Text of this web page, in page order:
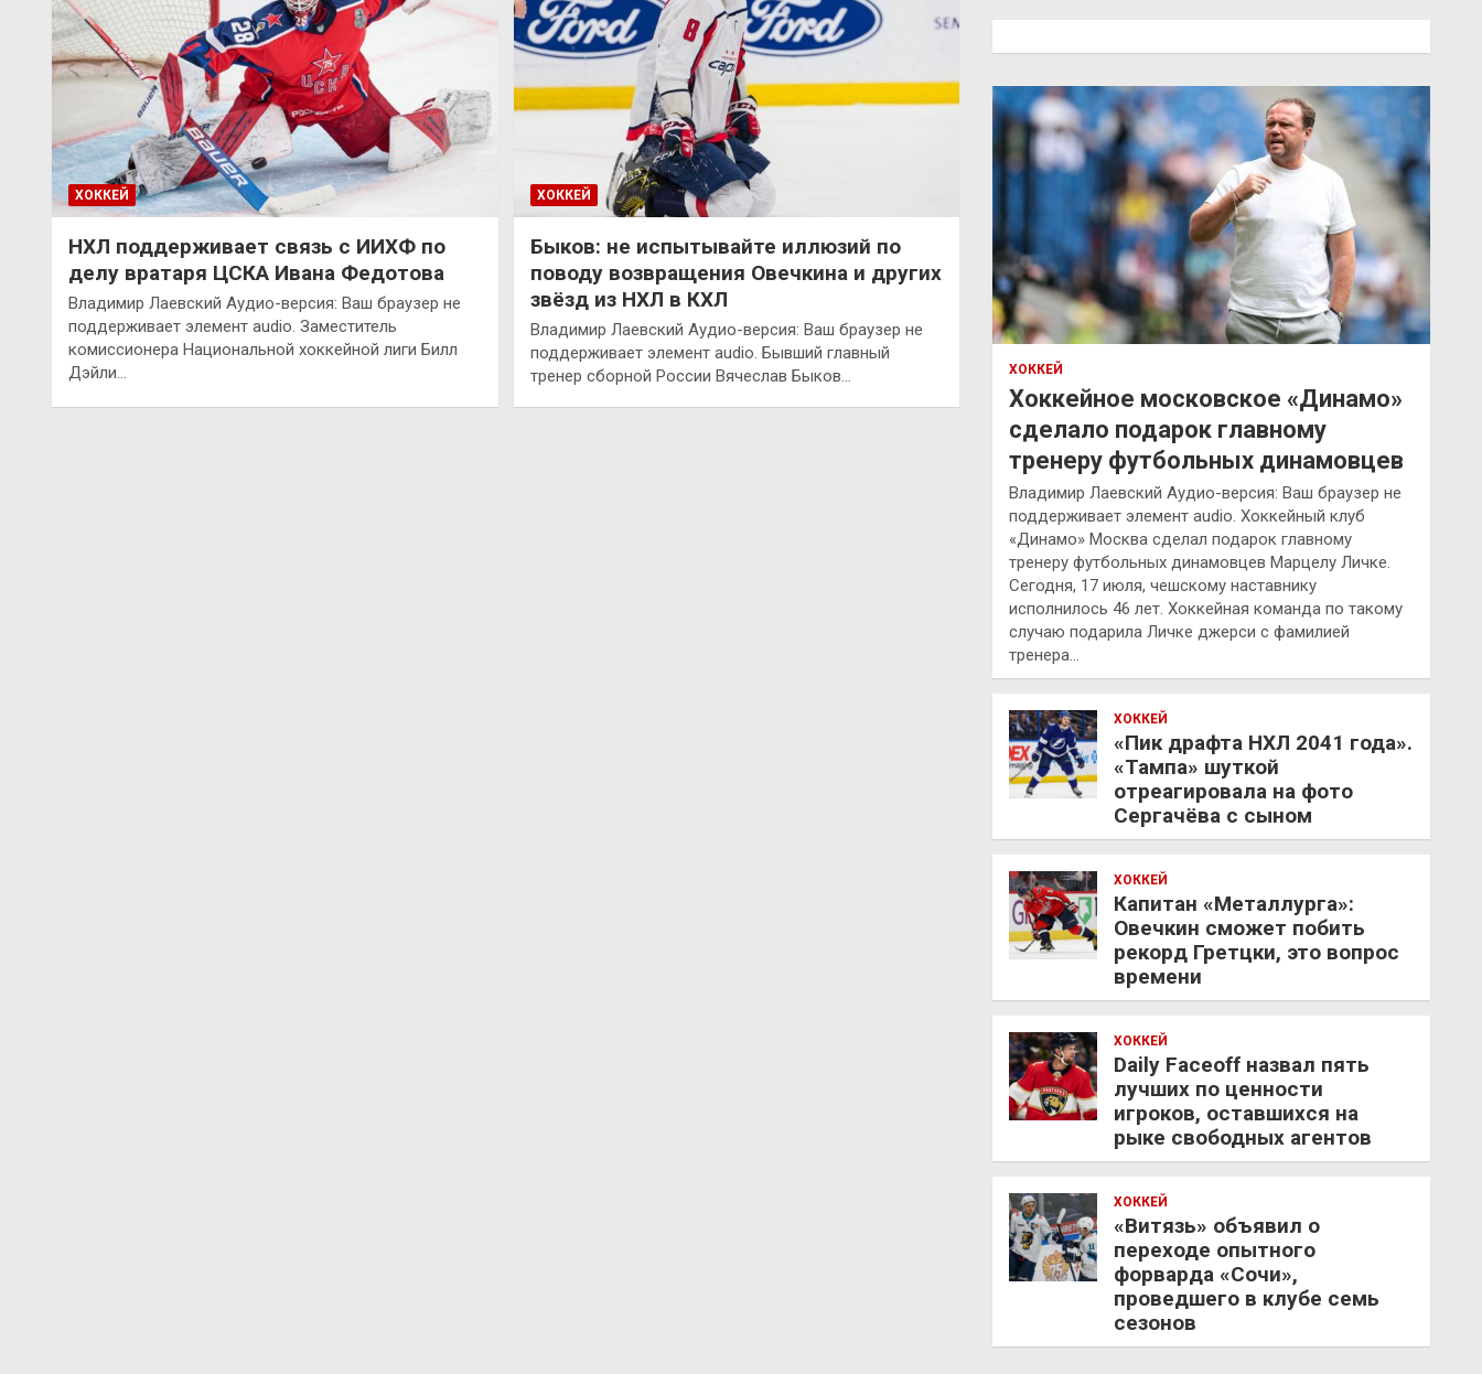
ХОККЕЙ
НХЛ поддерживает связь с ИИХФ по
делу вратаря ЦСКА Ивана Федотова
Владимир Лаевский Аудио-версия: Ваш браузер не
поддерживает элемент audio. Заместитель
комиссионера Национальной хоккейной лиги Билл
Дэйли…
ХОККЕЙ
Быков: не испытывайте иллюзий по
поводу возвращения Овечкина и других
звёзд из НХЛ в КХЛ
Владимир Лаевский Аудио-версия: Ваш браузер не
поддерживает элемент audio. Бывший главный
тренер сборной России Вячеслав Быков…
ХОККЕЙ
Хоккейное московское «Динамо»
сделало подарок главному
тренеру футбольных динамовцев
Владимир Лаевский Аудио-версия: Ваш браузер не
поддерживает элемент audio. Хоккейный клуб
«Динамо» Москва сделал подарок главному
тренеру футбольных динамовцев Марцелу Личке.
Сегодня, 17 июля, чешскому наставнику
исполнилось 46 лет. Хоккейная команда по такому
случаю подарила Личке джерси с фамилией
тренера…
ХОККЕЙ
«Пик драфта НХЛ 2041 года».
«Тампа» шуткой
отреагировала на фото
Сергачёва с сыном
ХОККЕЙ
Капитан «Металлурга»:
Овечкин сможет побить
рекорд Гретцки, это вопрос
времени
ХОККЕЙ
Daily Faceoff назвал пять
лучших по ценности
игроков, оставшихся на
рыке свободных агентов
ХОККЕЙ
«Витязь» объявил о
переходе опытного
форварда «Сочи»,
проведшего в клубе семь
сезонов